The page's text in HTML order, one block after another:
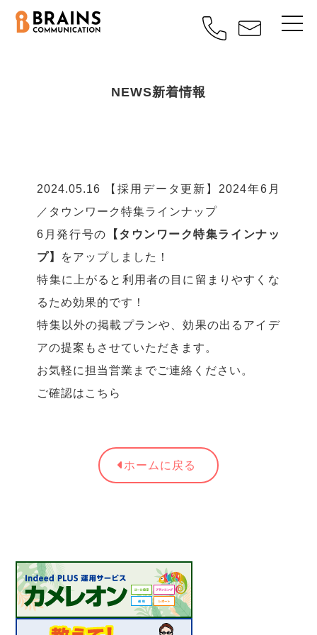
NEWS新着情報
2024.05.16
【採用データ更新】2024年6月
／タウンワーク特集ラインナップ
6月発行号の 【タウンワーク特集ラインナッ
プ】 をアップしました！
特集に上がると利用者の目に留まりやすくな
るため効果的です！
特集以外の掲載プランや、効果の出るアイデ
アの提案もさせていただきます。
お気軽に担当営業までご連絡ください。
ご確認はこちら
ホームに戻る